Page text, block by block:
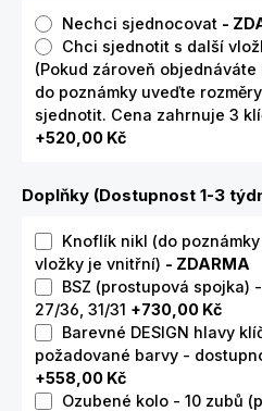
Nechci sjednocovat -
Chci sjednotit s další
(Pokud zároveň objednáváte
do poznámky uveďte
sjednotit. Cena zahrnuje 3
+520,00 Kč
Doplňky (Dostupnost 1-3
Knoflík nikl (do
vložky je vnitřní) - ZDARMA
BSZ (prostupová spojka)
27/36, 31/31 +730,00 Kč
Barevné DESIGN hlavy
požadované barvy -
+558,00 Kč
Ozubené kolo - 10 zubů